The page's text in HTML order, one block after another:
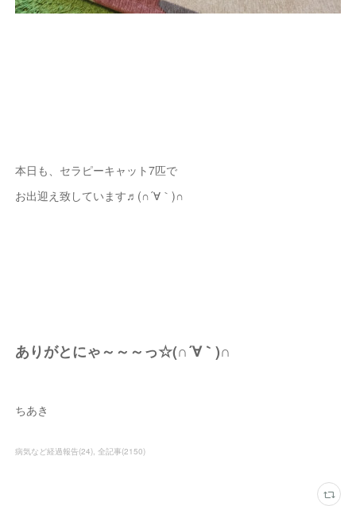
本日も、セラピーキャット7匹で
お出迎え致しています♬(∩´∀｀)∩
ありがとにゃ～～～っ☆(∩´∀｀)∩
ちあき
病気など経過報告(24) 全記事(2150)